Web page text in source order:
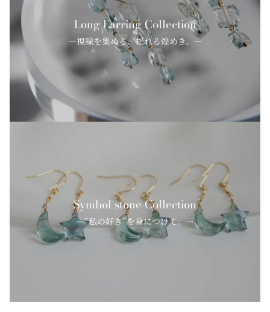
Long Earring Collection
ー視線を集める、揺れる煌めき。ー
Symbol stone Collection
ー”私の好き”を身につけて。ー